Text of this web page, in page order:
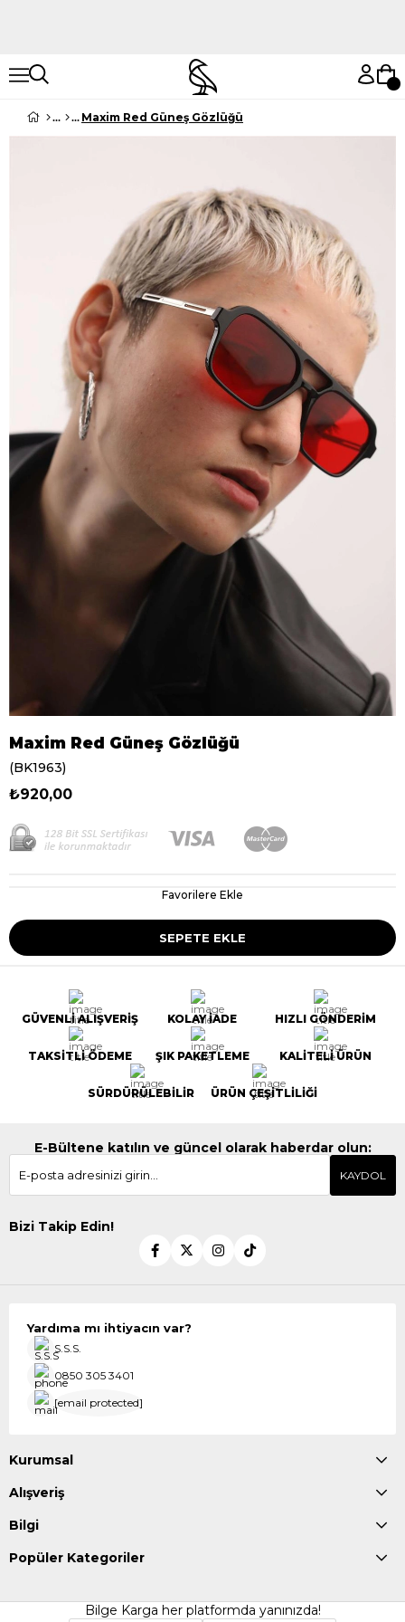
Maxim Red Güneş Gözlüğü
Maxim Red Güneş Gözlüğü
(BK1963)
₺920,00
Favorilere Ekle
GÜVENLİ ALIŞVERİŞ KOLAY İADE HIZLI GÖNDERİM
TAKSİTLİ ÖDEME ŞIK PAKETLEME KALİTELİ ÜRÜN
SÜRDÜRÜLEBİLİR ÜRÜN ÇEŞİTLİLİĞİ
E-Bültene katılın ve güncel olarak haberdar olun:
KAYDOL
Bizi Takip Edin!
Yardıma mı ihtiyacın var?
S.S.S.
0850 305 3401
[email protected]
Kurumsal
Alışveriş
Bilgi
Popüler Kategoriler
Bilge Karga her platformda yanınızda!